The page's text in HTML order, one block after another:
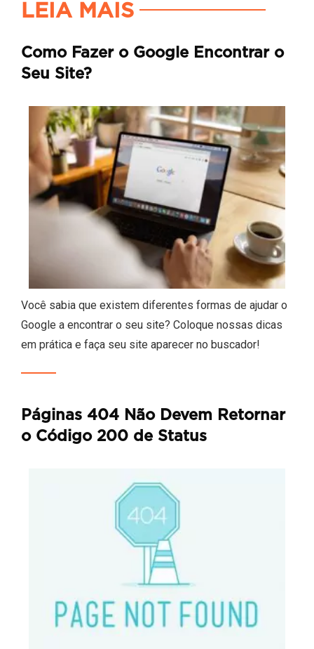
LEIA MAIS
Como Fazer o Google Encontrar o
Seu Site?
Você sabia que existem diferentes formas de ajudar o
Google a encontrar o seu site? Coloque nossas dicas
em prática e faça seu site aparecer no buscador!
Páginas 404 Não Devem Retornar
o Código 200 de Status